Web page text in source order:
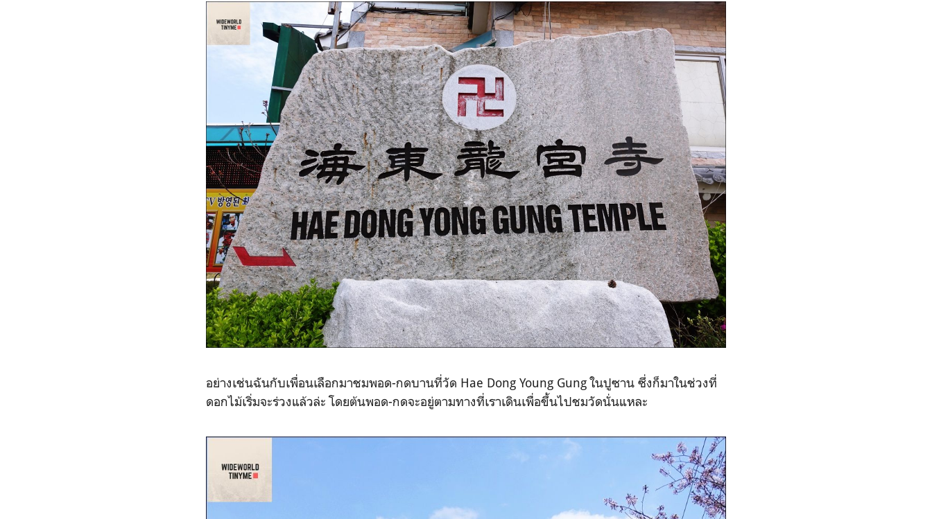
อย่างเช่นฉันกับเพื่อนเลือกมาชมพอด-กดบานที่วัด Hae Dong Young Gung ในปูซาน ซึ่งก็มาในช่วงที่
ดอกไม้เริ่มจะร่วงแล้วล่ะ โดยต้นพอด-กดจะอยู่ตามทางที่เราเดินเพื่อขึ้นไปชมวัดนั่นแหละ